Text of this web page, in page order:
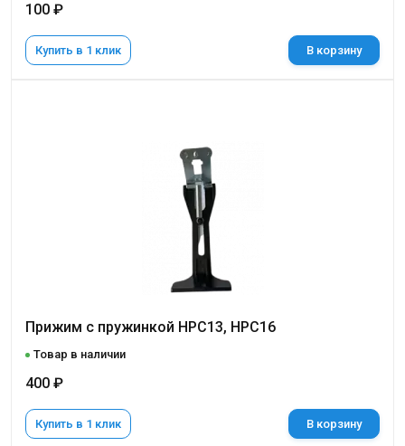
100 ₽
Купить в 1 клик В корзину
Прижим с пружинкой НРС13, НРС16
Товар в наличии
400 ₽
Купить в 1 клик В корзину